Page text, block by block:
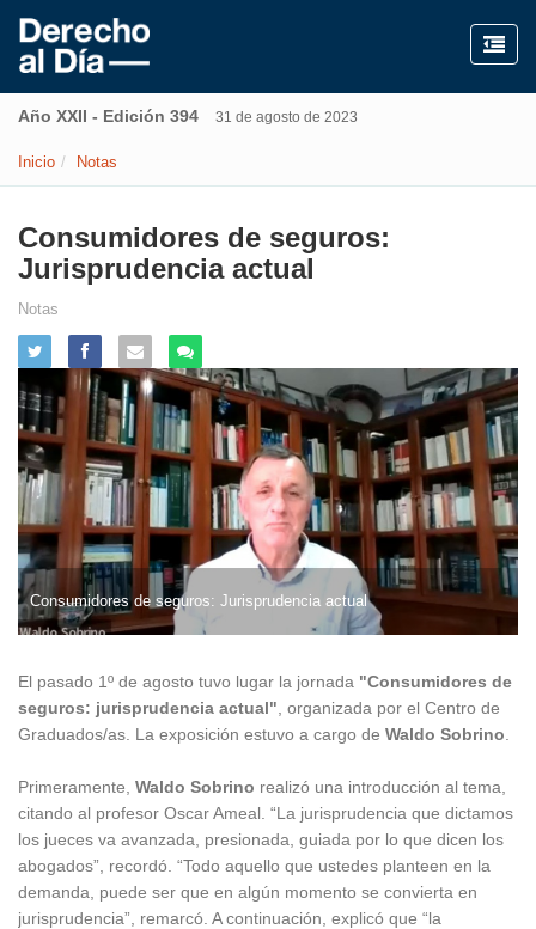
Año XXII - Edición 394 31 de agosto de 2023
Inicio Notas
Consumidores de seguros:
Jurisprudencia actual
Notas
Consumidores de seguros: Jurisprudencia actual
El pasado 1º de agosto tuvo lugar la jornada "Consumidores de
seguros: jurisprudencia actual" , organizada por el Centro de
Graduados/as. La exposición estuvo a cargo de Waldo Sobrino
Primeramente, Waldo Sobrino realizó una introducción al tema,
citando al profesor Oscar Ameal. “La jurisprudencia que dictamos
los jueces va avanzada, presionada, guiada por lo que dicen los
abogados”, recordó. “Todo aquello que ustedes planteen en la
demanda, puede ser que en algún momento se convierta en
jurisprudencia”, remarcó. A continuación, explicó que “la